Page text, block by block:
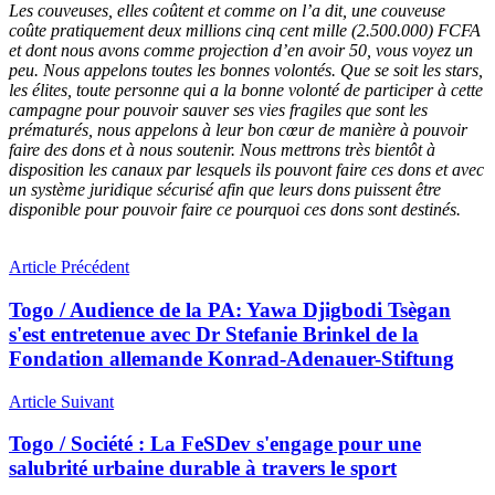
Les couveuses, elles coûtent et comme on l’a dit, une couveuse
coûte pratiquement deux millions cinq cent mille (2.500.000) FCFA
et dont nous avons comme projection d’en avoir 50, vous voyez un
peu. Nous appelons toutes les bonnes volontés. Que se soit les stars,
les élites, toute personne qui a la bonne volonté de participer à cette
campagne pour pouvoir sauver ses vies fragiles que sont les
prématurés, nous appelons à leur bon cœur de manière à pouvoir
faire des dons et à nous soutenir. Nous mettrons très bientôt à
disposition les canaux par lesquels ils pouvont faire ces dons et avec
un système juridique sécurisé afin que leurs dons puissent être
disponible pour pouvoir faire ce pourquoi ces dons sont destinés.
Article Précédent
Togo / Audience de la PA: Yawa Djigbodi Tsègan
s'est entretenue avec Dr Stefanie Brinkel de la
Fondation allemande Konrad-Adenauer-Stiftung
Article Suivant
Togo / Société : La FeSDev s'engage pour une
salubrité urbaine durable à travers le sport